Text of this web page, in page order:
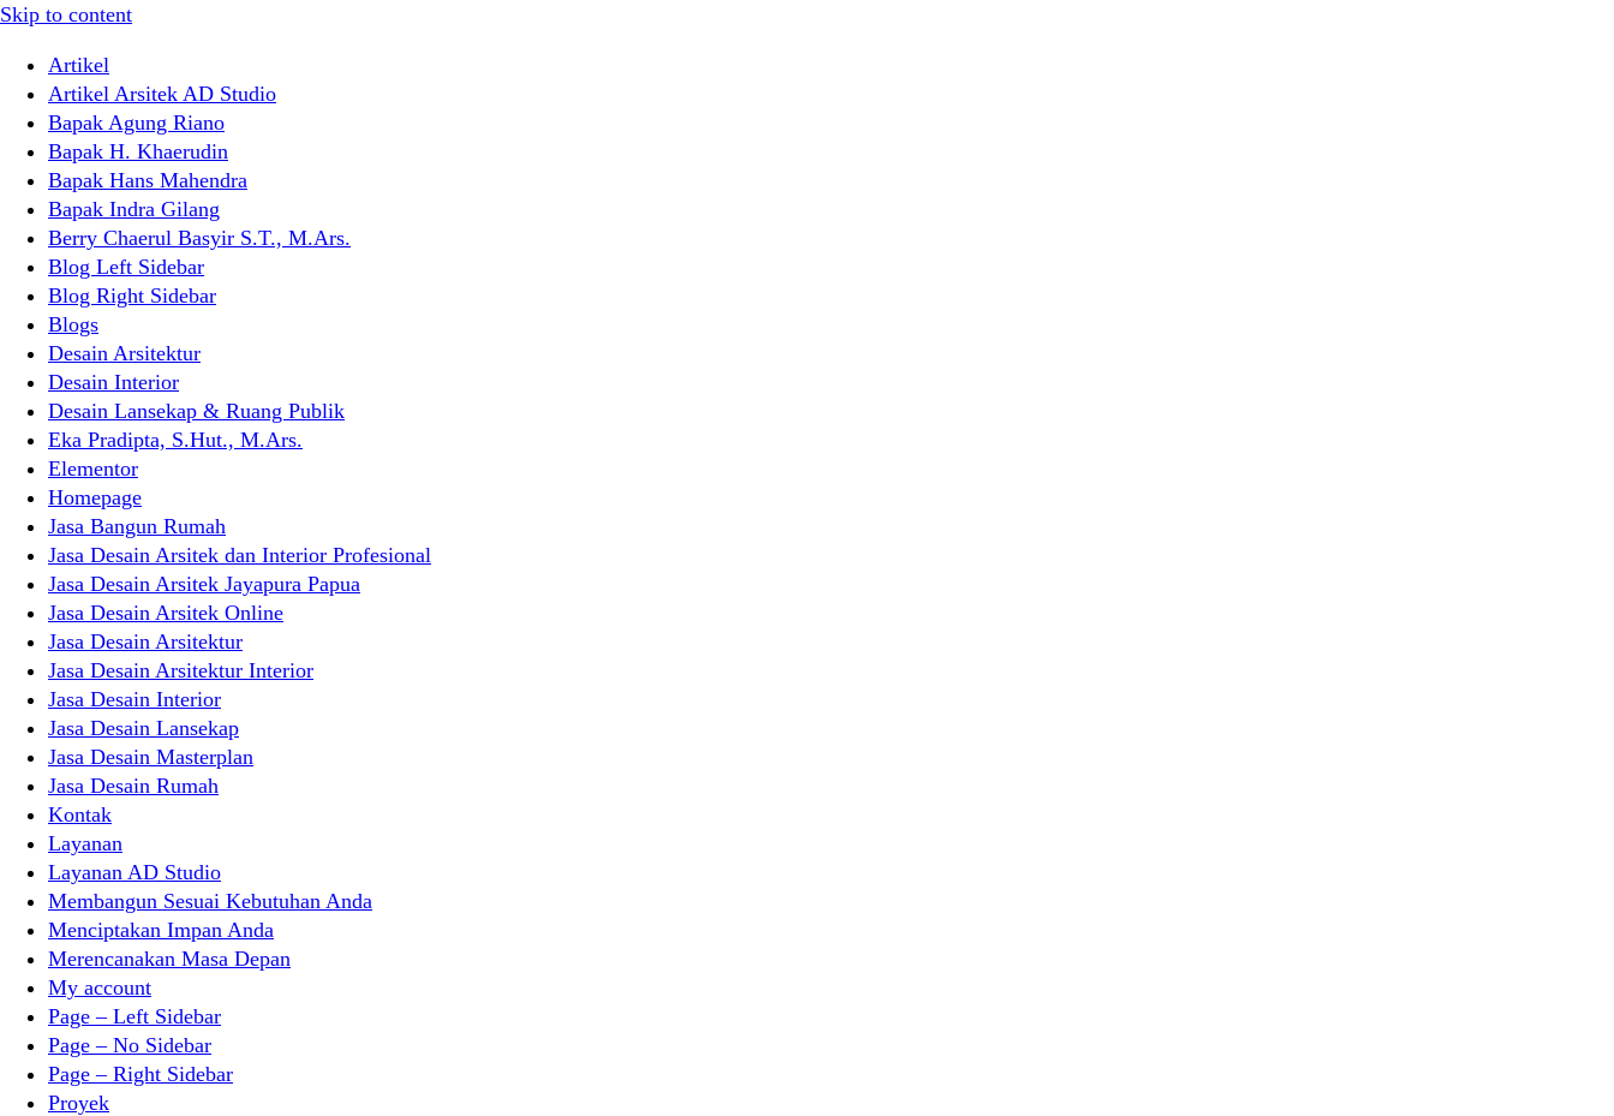
Skip to content
Artikel
Artikel Arsitek AD Studio
Bapak Agung Riano
Bapak H. Khaerudin
Bapak Hans Mahendra
Bapak Indra Gilang
Berry Chaerul Basyir S.T., M.Ars.
Blog Left Sidebar
Blog Right Sidebar
Blogs
Desain Arsitektur
Desain Interior
Desain Lansekap & Ruang Publik
Eka Pradipta, S.Hut., M.Ars.
Elementor
Homepage
Jasa Bangun Rumah
Jasa Desain Arsitek dan Interior Profesional
Jasa Desain Arsitek Jayapura Papua
Jasa Desain Arsitek Online
Jasa Desain Arsitektur
Jasa Desain Arsitektur Interior
Jasa Desain Interior
Jasa Desain Lansekap
Jasa Desain Masterplan
Jasa Desain Rumah
Kontak
Layanan
Layanan AD Studio
Membangun Sesuai Kebutuhan Anda
Menciptakan Impan Anda
Merencanakan Masa Depan
My account
Page – Left Sidebar
Page – No Sidebar
Page – Right Sidebar
Proyek